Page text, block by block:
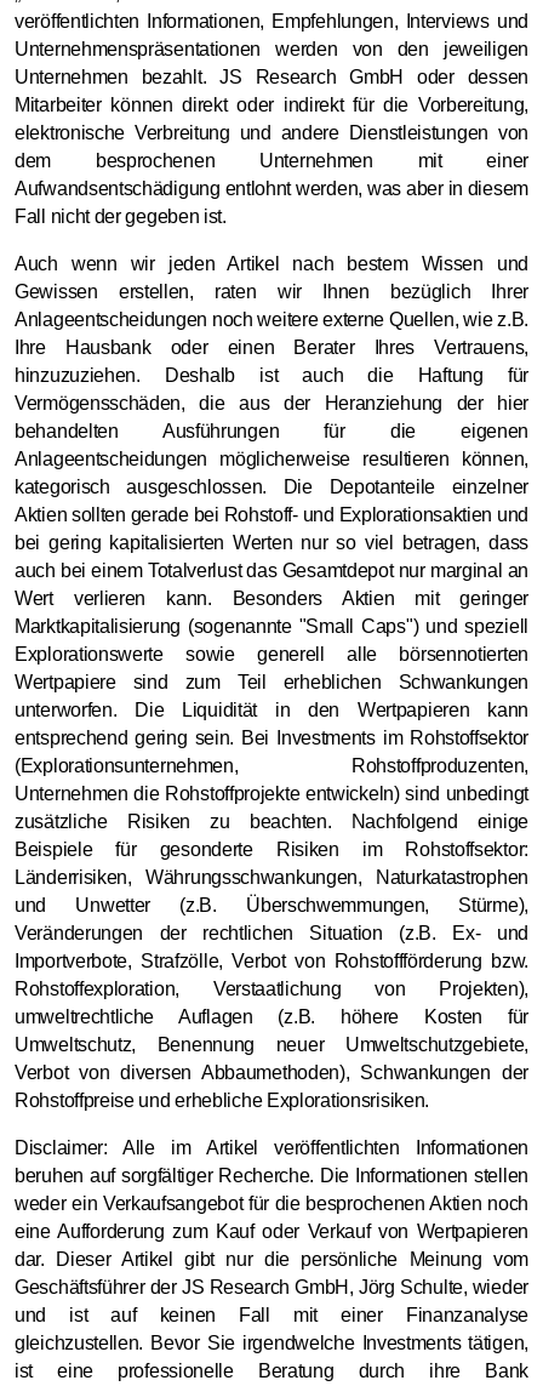
veröffentlichten Informationen, Empfehlungen, Interviews und
Unternehmenspräsentationen werden von den jeweiligen
Unternehmen bezahlt. JS Research GmbH oder dessen
Mitarbeiter können direkt oder indirekt für die Vorbereitung,
elektronische Verbreitung und andere Dienstleistungen von
dem besprochenen Unternehmen mit einer
Aufwandsentschädigung entlohnt werden, was aber in diesem
Fall nicht der gegeben ist.
Auch wenn wir jeden Artikel nach bestem Wissen und
Gewissen erstellen, raten wir Ihnen bezüglich Ihrer
Anlageentscheidungen noch weitere externe Quellen, wie z.B.
Ihre Hausbank oder einen Berater Ihres Vertrauens,
hinzuzuziehen. Deshalb ist auch die Haftung für
Vermögensschäden, die aus der Heranziehung der hier
behandelten Ausführungen für die eigenen
Anlageentscheidungen möglicherweise resultieren können,
kategorisch ausgeschlossen. Die Depotanteile einzelner
Aktien sollten gerade bei Rohstoff- und Explorationsaktien und
bei gering kapitalisierten Werten nur so viel betragen, dass
auch bei einem Totalverlust das Gesamtdepot nur marginal an
Wert verlieren kann. Besonders Aktien mit geringer
Marktkapitalisierung (sogenannte "Small Caps") und speziell
Explorationswerte sowie generell alle börsennotierten
Wertpapiere sind zum Teil erheblichen Schwankungen
unterworfen. Die Liquidität in den Wertpapieren kann
entsprechend gering sein. Bei Investments im Rohstoffsektor
(Explorationsunternehmen, Rohstoffproduzenten,
Unternehmen die Rohstoffprojekte entwickeln) sind unbedingt
zusätzliche Risiken zu beachten. Nachfolgend einige
Beispiele für gesonderte Risiken im Rohstoffsektor:
Länderrisiken, Währungsschwankungen, Naturkatastrophen
und Unwetter (z.B. Überschwemmungen, Stürme),
Veränderungen der rechtlichen Situation (z.B. Ex- und
Importverbote, Strafzölle, Verbot von Rohstoffförderung bzw.
Rohstoffexploration, Verstaatlichung von Projekten),
umweltrechtliche Auflagen (z.B. höhere Kosten für
Umweltschutz, Benennung neuer Umweltschutzgebiete,
Verbot von diversen Abbaumethoden), Schwankungen der
Rohstoffpreise und erhebliche Explorationsrisiken.
Disclaimer: Alle im Artikel veröffentlichten Informationen
beruhen auf sorgfältiger Recherche. Die Informationen stellen
weder ein Verkaufsangebot für die besprochenen Aktien noch
eine Aufforderung zum Kauf oder Verkauf von Wertpapieren
dar. Dieser Artikel gibt nur die persönliche Meinung vom
Geschäftsführer der JS Research GmbH, Jörg Schulte, wieder
und ist auf keinen Fall mit einer Finanzanalyse
gleichzustellen. Bevor Sie irgendwelche Investments tätigen,
ist eine professionelle Beratung durch ihre Bank